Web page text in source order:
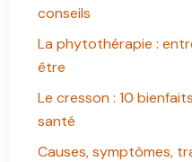
conseils
La phytothérapie :
être
Le cresson : 10
santé
Causes, symptômes,